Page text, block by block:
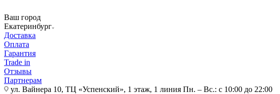
Ваш город
Екатеринбург
Доставка
Оплата
Гарантия
Trade in
Отзывы
Партнерам
ул. Вайнера 10, ТЦ «Успенский», 1 этаж, 1 линия Пн. – Вс.: с 10:00 до 22:00